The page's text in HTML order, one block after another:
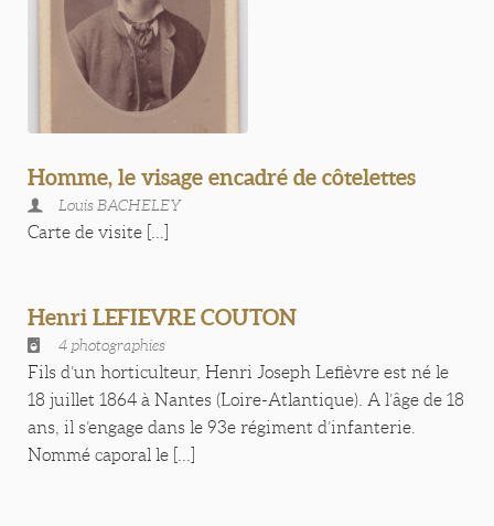
Homme, le visage encadré de côtelettes
Louis BACHELEY
Carte de visite [...]
Henri LEFIEVRE COUTON
4 photographies
Fils d’un horticulteur, Henri Joseph Lefièvre est né le
18 juillet 1864 à Nantes (Loire-Atlantique). A l’âge de 18
ans, il s’engage dans le 93e régiment d’infanterie.
Nommé caporal le [...]